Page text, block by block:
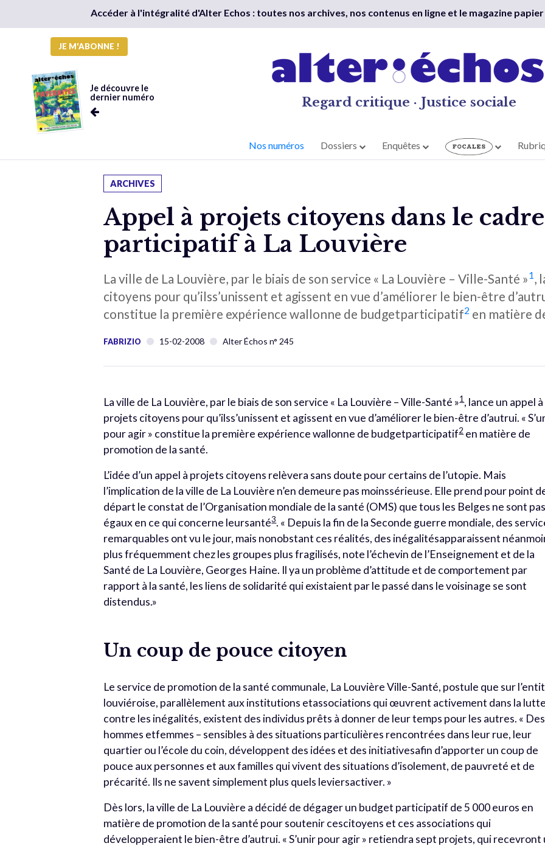
Accéder à l'intégralité d'Alter Echos : toutes nos archives, nos contenus en ligne et le magazine
JE M'ABONNE !
Je découvre le
dernier numéro
Regard critique · Justice sociale
Nos numéros Dossiers Enquêtes
ARCHIVES
Appel à projets citoyens dans le
participatif à La Louvière
La ville de La Louvière, par le biais de son service « La Louvière – Ville-Santé »1,
citoyens pour qu’ilss’unissent et agissent en vue d’améliorer le bien-être
constitue la première expérience wallonne de budgetparticipatif2 en matière
FABRIZIO 15-02-2008 Alter Échos n° 245
La ville de La Louvière, par le biais de son service « La Louvière – Ville-Santé »1, lance un appel à
projets citoyens pour qu’ilss’unissent et agissent en vue d’améliorer le bien-être d’autrui. «
pour agir » constitue la première expérience wallonne de budgetparticipatif2en matière de
promotion de la santé.
L’idée d’un appel à projets citoyens relèvera sans doute pour certains de l’utopie. Mais
l’implication de la ville de La Louvière n’en demeure pas moinssérieuse. Elle prend pour point
départ le constat de l’Organisation mondiale de la santé (OMS) que tous les Belges ne sont
égaux en ce qui concerne leursanté3. « Depuis la fin de la Seconde guerre mondiale, des
remarquables ont vu le jour, mais nonobstant ces réalités, des inégalitésapparaissent
plus fréquemment chez les groupes plus fragilisés, note l’échevin de l’Enseignement et de la
Santé de La Louvière, Georges Haine. Il ya un problème d’attitude et de comportement par
rapport à la santé, les liens de solidarité qui existaient par le passé dans le voisinage se sont
distendus.»
Un coup de pouce citoyen
Le service de promotion de la santé communale, La Louvière Ville-Santé, postule que sur
louviéroise, parallèlement aux institutions etassociations qui œuvrent activement dans la
contre les inégalités, existent des individus prêts à donner de leur temps pour les autres. « Des
hommes etfemmes – sensibles à des situations particulières rencontrées dans leur rue, leur
quartier ou l’école du coin, développent des idées et des initiativesafin d’apporter un coup de
pouce aux personnes et aux familles qui vivent des situations d’isolement, de pauvreté et de
précarité. Ils ne savent simplement plus quels leviersactiver. »
Dès lors, la ville de La Louvière a décidé de dégager un budget participatif de 5 000 euros en
matière de promotion de la santé pour soutenir cescitoyens et ces associations qui
développeraient le bien-être d’autrui. « S’unir pour agir » retiendra sept projets, qui recevront